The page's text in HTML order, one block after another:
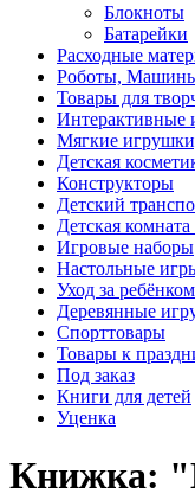
Блокноты
Батарейки
Расходные
Роботы,
Товары для
Интерактивные
Мягкие
Детская
Конструкторы
Детский
Детская
Игровые наборы
Настольные
Уход за ребёнком
Деревянные
Спорттовары
Товары к
Под заказ
Книги для детей
Уценка
Книжка: